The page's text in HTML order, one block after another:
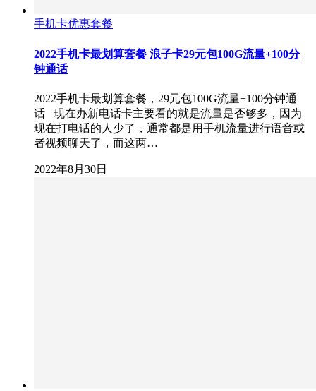
手机卡优惠套餐
2022手机卡最划算套餐 浪子卡29元包100G流量+100分
钟通话
2022手机卡最划算套餐，29元包100G流量+100分钟通
话 现在办新电话卡主要看的就是流量是否够多，因为
现在打电话的人少了，通常都是用手机流量进行语音或
者视频聊天了，而这两…
2022年8月30日